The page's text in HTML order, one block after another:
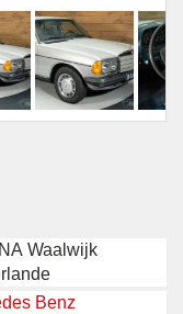
Waalwijk
Benz